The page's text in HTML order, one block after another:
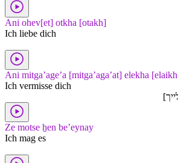
Ani ohev[et] otkha [otakh]
Ich liebe dich
Ani mitga’age’a [mitga’aga’at] elekha
Ich vermisse dich
Ze motse ẖen be’eynay
Ich mag es